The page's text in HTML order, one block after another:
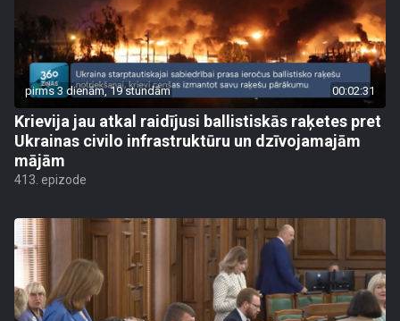
pirms 3 dienām, 19 stundām 00:02:31
Krievija jau atkal raidījusi ballistiskās raķetes pret
Ukrainas civilo infrastruktūru un dzīvojamajām
mājām
413. epizode